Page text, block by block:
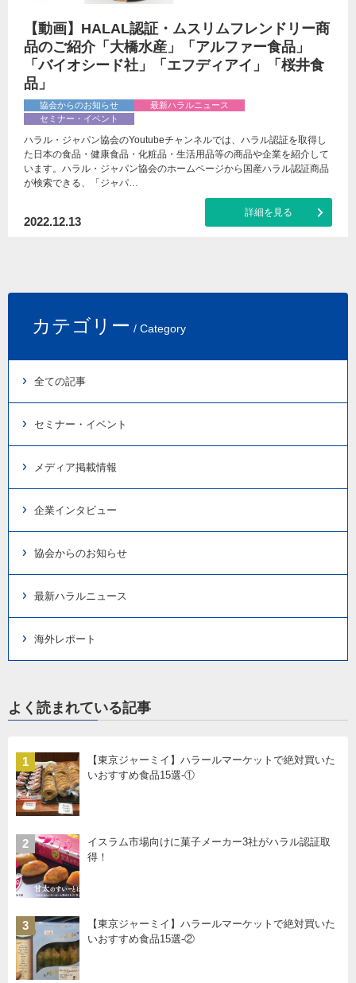
【動画】HALAL認証・ムスリムフレンドリー商
品のご紹介「大橋水産」「アルファー食品」
「バイオシード社」「エフディアイ」「桜井食
品」
協会からのお知らせ
最新ハラルニュース
セミナー・イベント
ハラル・ジャパン協会のYoutubeチャンネルでは、ハラル認証を取得し
た日本の食品・健康食品・化粧品・生活用品等の商品や企業を紹介して
います。ハラル・ジャパン協会のホームページから国産ハラル認証商品
が検索できる、「ジャパ…
2022.12.13
詳細を見る
カテゴリー / Category
全ての記事
セミナー・イベント
メディア掲載情報
企業インタビュー
協会からのお知らせ
最新ハラルニュース
海外レポート
よく読まれている記事
1
【東京ジャーミイ】ハラールマーケットで絶対買いた
いおすすめ食品15選-①
2
イスラム市場向けに菓子メーカー3社がハラル認証取
得！
3
【東京ジャーミイ】ハラールマーケットで絶対買いた
いおすすめ食品15選-②